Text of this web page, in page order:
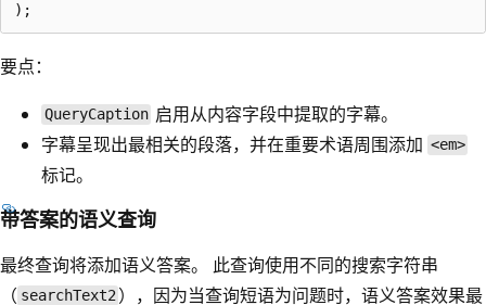
要点：
QueryCaption 启用从内容字段中提取的字幕。
字幕呈现出最相关的段落，并在重要术语周围添加 <em>
标记。
带答案的语义查询
最终查询将添加语义答案。 此查询使用不同的搜索字符串
（ searchText2 ），因为当查询短语为问题时，语义答案效果最